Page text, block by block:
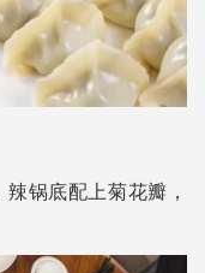
辣锅底配上菊花瓣，